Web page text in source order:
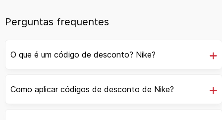
Perguntas frequentes
O que é um código de desconto? Nike?
Como aplicar códigos de desconto de Nike?